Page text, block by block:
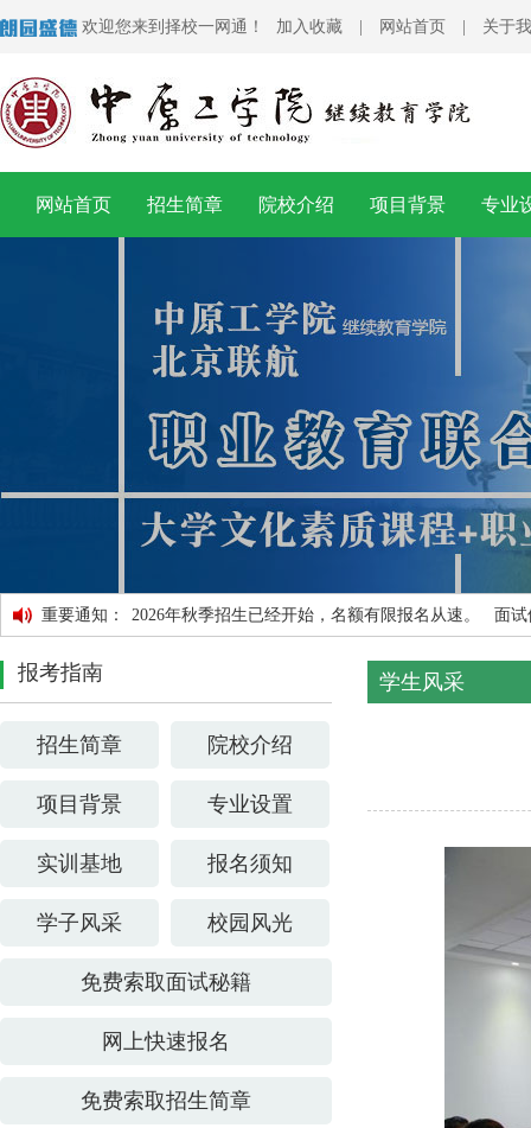
欢迎您来到择校一网通！ 加入收藏 网站首页 关于
网站首页 招生简章 院校介绍 项目背景 专业
重要通知： 2026年秋季招生已经开始，名额有限报名从速。 面
报考指南
招生简章 院校介绍
项目背景 专业设置
实训基地 报名须知
学子风采 校园风光
免费索取面试秘籍
网上快速报名
免费索取招生简章
学生风采